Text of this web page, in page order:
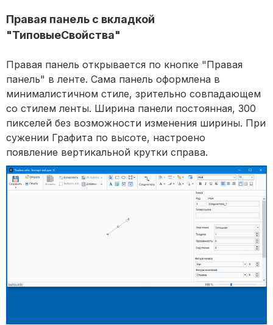
Правая панель с вкладкой
"ТиповыеСвойства"
Правая панель открывается по кнопке "Правая
панель" в ленте. Сама панель оформлена в
минималистичном стиле, зрительно совпадающем
со стилем ленты. Ширина панели постоянная, 300
пикселей без возможности изменения ширины. При
сужении Графита по высоте, настроено
появление вертикальной крутки справа.